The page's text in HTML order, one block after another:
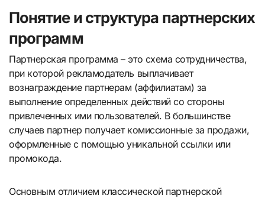
Понятие и структура партнерских
программ
Партнерская программа – это схема сотрудничества,
при которой рекламодатель выплачивает
вознаграждение партнерам (аффилиатам) за
выполнение определенных действий со стороны
привлеченных ими пользователей. В большинстве
случаев партнер получает комиссионные за продажи,
оформленные с помощью уникальной ссылки или
промокода.
Основным отличием классической партнерской